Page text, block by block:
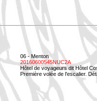
06 - Menton
20160600545NUC2A
Hôtel de voyageurs dit Hôtel
Première volée de l'escalier.